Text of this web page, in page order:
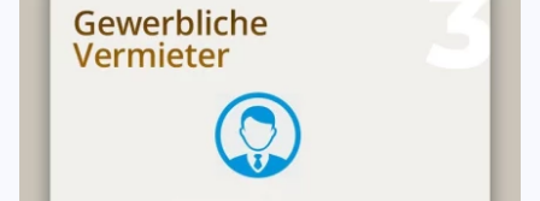
| Zeitpunkt | Zahlung | |---|---| | Bei Vertragsschluss
(innerhalb 7 Bankarbeitstagen) |
| | Bei Fahrzeugübernahme |
9. Stornierungsbedingungen
| Zeitpunkt der Stornierung | Stornogebühr | |---|---| | Bis